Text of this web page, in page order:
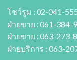
โชว์รูม : 02-041-
ฝ่ายขาย : 061-384-
ฝ่ายขาย : 063-273-
ฝ่ายบริการ : 063-